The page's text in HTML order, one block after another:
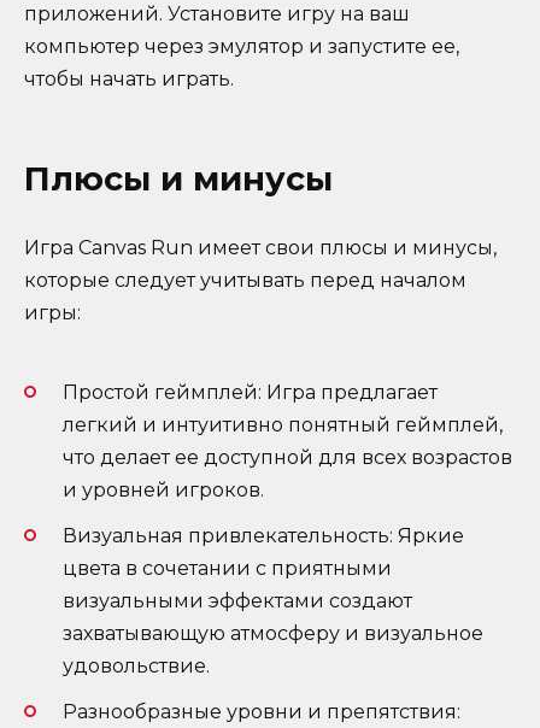
приложений. Установите игру на ваш
компьютер через эмулятор и запустите ее,
чтобы начать играть.
Плюсы и минусы
Игра Canvas Run имеет свои плюсы и минусы,
которые следует учитывать перед началом
игры:
Простой геймплей: Игра предлагает
легкий и интуитивно понятный геймплей,
что делает ее доступной для всех возрастов
и уровней игроков.
Визуальная привлекательность: Яркие
цвета в сочетании с приятными
визуальными эффектами создают
захватывающую атмосферу и визуальное
удовольствие.
Разнообразные уровни и препятствия: